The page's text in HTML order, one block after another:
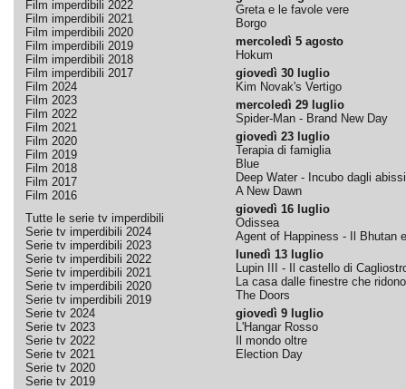
Film imperdibili 2022
Film imperdibili 2021
Film imperdibili 2020
Film imperdibili 2019
Film imperdibili 2018
Film imperdibili 2017
Film 2024
Film 2023
Film 2022
Film 2021
Film 2020
Film 2019
Film 2018
Film 2017
Film 2016
Tutte le serie tv imperdibili
Serie tv imperdibili 2024
Serie tv imperdibili 2023
Serie tv imperdibili 2022
Serie tv imperdibili 2021
Serie tv imperdibili 2020
Serie tv imperdibili 2019
Serie tv 2024
Serie tv 2023
Serie tv 2022
Serie tv 2021
Serie tv 2020
Serie tv 2019
Greta e le favole vere
Borgo
mercoledì 5 agosto
Hokum
giovedì 30 luglio
Kim Novak's Vertigo
mercoledì 29 luglio
Spider-Man - Brand New Day
giovedì 23 luglio
Terapia di famiglia
Blue
Deep Water - Incubo dagli abissi
A New Dawn
giovedì 16 luglio
Odissea
Agent of Happiness - Il Bhutan
lunedì 13 luglio
Lupin III - Il castello di
La casa dalle finestre che ridono
The Doors
giovedì 9 luglio
L'Hangar Rosso
Il mondo oltre
Election Day